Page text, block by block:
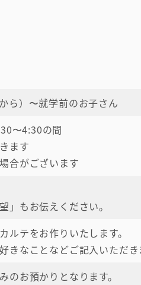
ら）〜就学前のお子さん
〜4:30の間
ます
合がございます
」もお伝えください。
ルテをお作りいたします。
きなことなどご記入いただ
のお預かりとなります。